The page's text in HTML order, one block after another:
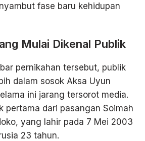
fase baru kehidupan
Mulai Dikenal Publik
pernikahan tersebut, publik
dalam sosok Aksa Uyun
ini jarang tersorot media.
pertama dari pasangan Soimah
yang lahir pada 7 Mei 2003
23 tahun.